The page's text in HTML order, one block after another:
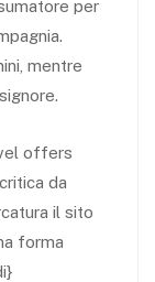
per
mentre
offers
da
il sito
forma